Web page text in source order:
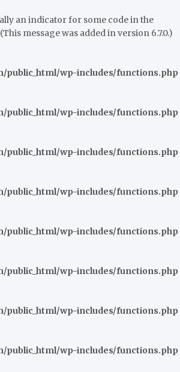
an indicator for some code in the
message was added in version 6.7.0.)
public_html/wp-includes/functions.php
public_html/wp-includes/functions.php
public_html/wp-includes/functions.php
public_html/wp-includes/functions.php
public_html/wp-includes/functions.php
public_html/wp-includes/functions.php
public_html/wp-includes/functions.php
public_html/wp-includes/functions.php